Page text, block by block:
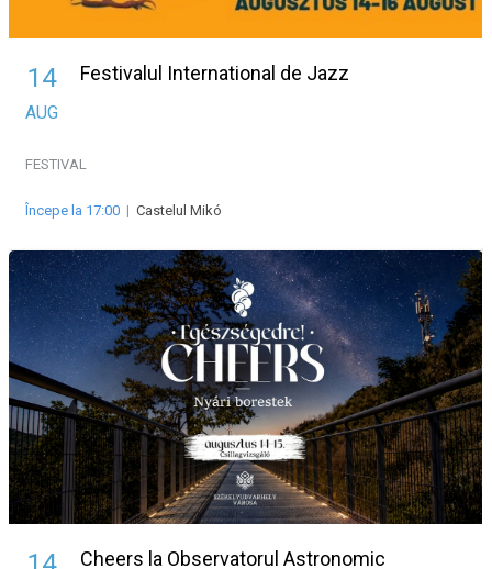
14
AUG
Festivalul International de Jazz
FESTIVAL
Începe la 17:00 | Castelul Mikó
Cheers la Observatorul Astronomic